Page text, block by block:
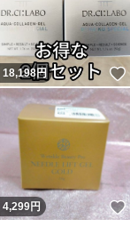
いいね！
18,198円
いいね！
4,299円